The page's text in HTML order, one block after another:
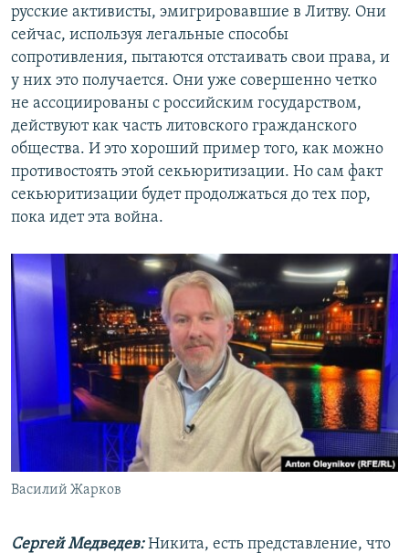
русские активисты, эмигрировавшие в Литву. Они
сейчас, используя легальные способы
сопротивления, пытаются отстаивать свои права, и
у них это получается. Они уже совершенно четко
не ассоциированы с российским государством,
действуют как часть литовского гражданского
общества. И это хороший пример того, как можно
противостоять этой секьюритизации. Но сам факт
секьюритизации будет продолжаться до тех пор,
пока идет эта война.
Василий Жарков
Сергей Медведев:Никита, есть представление, что